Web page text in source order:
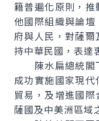
籍普遍化原則，
他國際組織與論
府與人民，對薩
持中華民國，表達
陳水扁總統閣
成功實施國家現
貿易，及增進國
薩國及中美洲區域